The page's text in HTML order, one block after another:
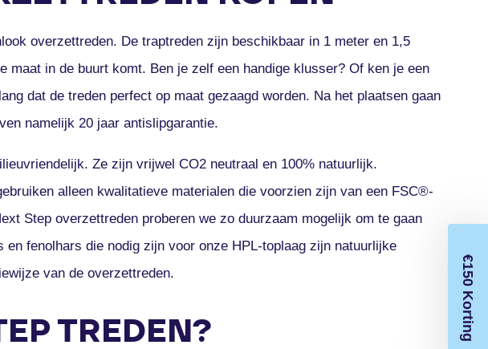
overzettreden. De traptreden zijn beschikbaar in 1 meter en 1,5
maat in de buurt komt. Ben je zelf een handige klusser? Of ken je een
dat de treden perfect op maat gezaagd worden. Na het plaatsen gaan
namelijk 20 jaar antislipgarantie.
Ze zijn vrijwel CO2 neutraal en 100% natuurlijk.
alleen kwalitatieve materialen die voorzien zijn van een FSC®-
Step overzettreden proberen we zo duurzaam mogelijk om te gaan
fenolhars die nodig zijn voor onze HPL-toplaag zijn natuurlijke
van de overzettreden.
TREDEN? €150 Korting